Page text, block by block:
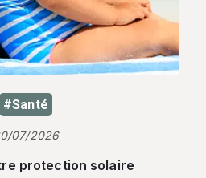
#Santé
07/2026
protection solaire